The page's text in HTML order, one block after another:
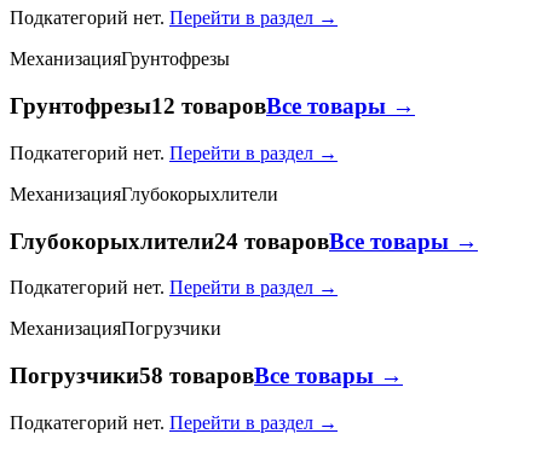
Подкатегорий нет. Перейти в раздел →
МеханизацияГрунтофрезы
Грунтофрезы12 товаровВсе товары →
Подкатегорий нет. Перейти в раздел →
МеханизацияГлубокорыхлители
Глубокорыхлители24 товаровВсе товары →
Подкатегорий нет. Перейти в раздел →
МеханизацияПогрузчики
Погрузчики58 товаровВсе товары →
Подкатегорий нет. Перейти в раздел →